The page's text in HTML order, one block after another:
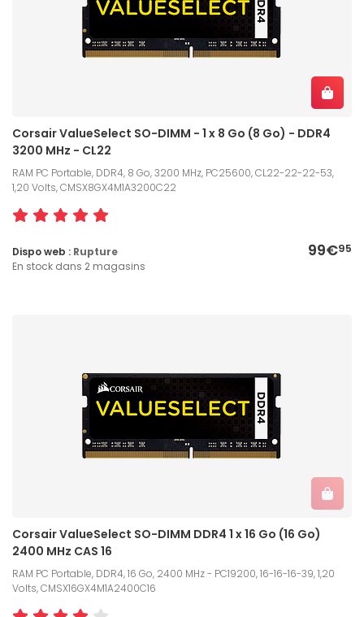
Corsair ValueSelect SO-DIMM - 1 x 8 Go (8 Go) - DDR4
3200 MHz - CL22
RAM PC Portable, DDR4, 8 Go, 3200 MHz, PC25600, CL22-22-22-53,
1,20 Volts, CMSX8GX4M1A3200C22
99€95
Dispo web : Rupture
En stock dans 2 magasins
Corsair ValueSelect SO-DIMM DDR4 1 x 16 Go (16 Go)
2400 MHz CAS 16
RAM PC Portable, DDR4, 16 Go, 2400 MHz - PC19200, 16-16-16-39, 1,20
Volts, CMSX16GX4M1A2400C16